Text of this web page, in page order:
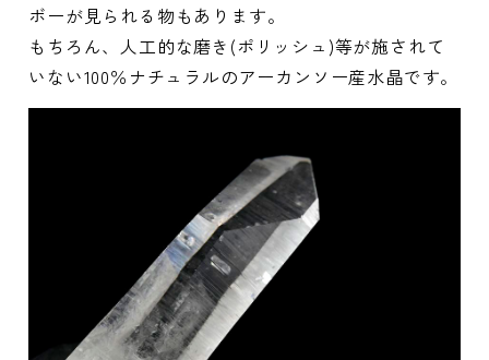
ボーが見られる物もあります。
もちろん、人工的な磨き(ポリッシュ)等が施されて
いない100％ナチュラルのアーカンソー産水晶です。